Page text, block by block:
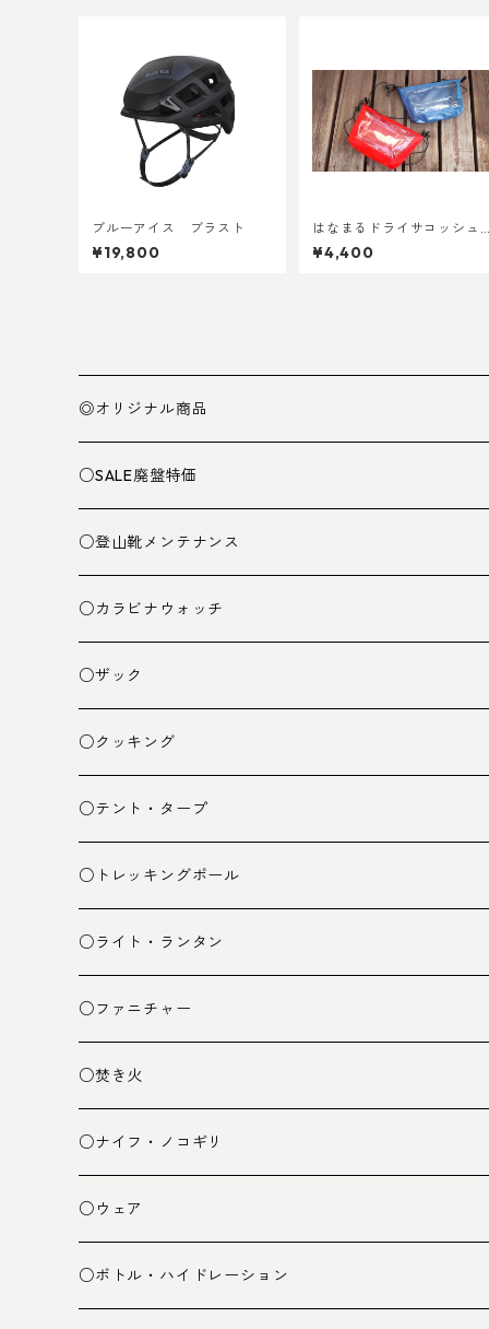
ブルーアイス ブラスト
¥19,800
はなまるドライサコッシュL
¥4,400
◎オリジナル商品
○SALE廃盤特価
○登山靴メンテナンス
○カラビナウォッチ
○ザック
ザック
スタッフバッグ
ザック小物
○クッキング
クッカー
バーナー
カトラリー
クッキング小物
○テント・タープ
テント
タープ
ペグ・ハンマー・小物
○トレッキングポール
○ライト・ランタン
ライト
ランタン
○ファニチャー
テーブル
チェア
○焚き火
焚き火台
焚き火小物
○ナイフ・ノコギリ
○ウェア
ミドルレイヤー
○ボトル・ハイドレーション